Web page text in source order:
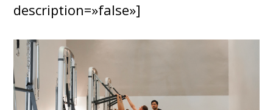
description=»false»]